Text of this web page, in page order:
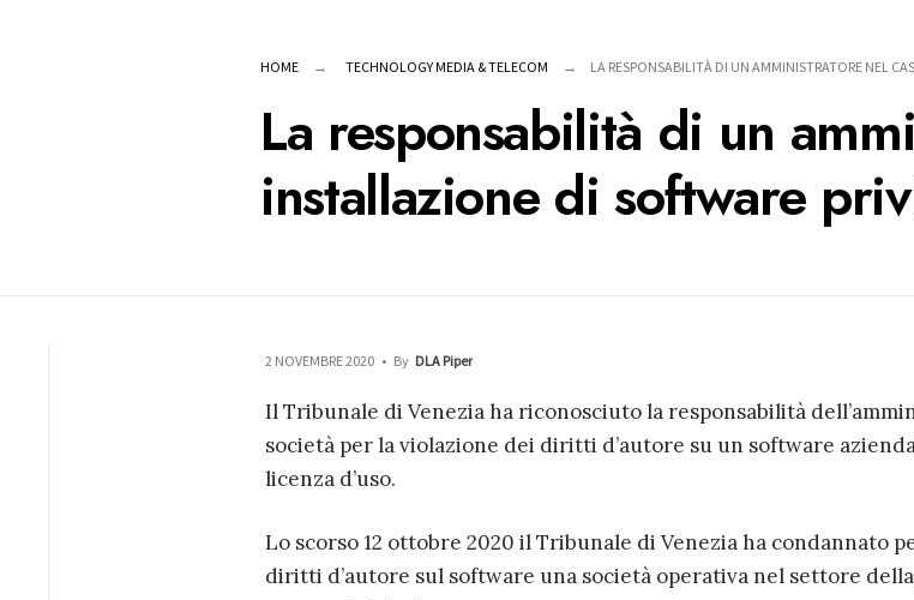
HOME TECHNOLOGY MEDIA & TELECOM LA RESPONSABILITÀ DI UN AMMINISTRATORE NEL
La responsabilità di un
installazione di software
2 NOVEMBRE 2020 • By DLA Piper
Il Tribunale di Venezia ha riconosciuto la responsabilità
società per la violazione dei diritti d’autore su un software
licenza d’uso.
Lo scorso 12 ottobre 2020 il Tribunale di Venezia ha condannato
diritti d’autore sul software una società operativa nel settore